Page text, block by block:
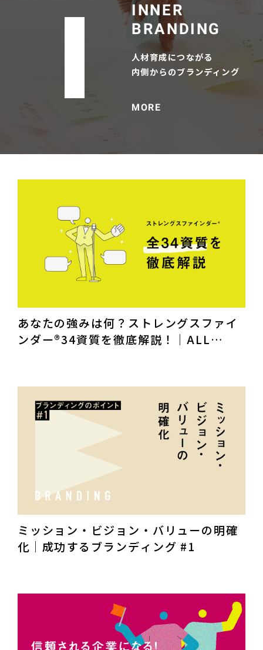
INNER
BRANDING
人材育成につながる
内側からのブランディング
MORE
あなたの強みは何？ストレングスファイ
ンダー®34資質を徹底解説！｜ALL
ミッション・ビジョン・バリューの明確
化｜成功するブランディング #1